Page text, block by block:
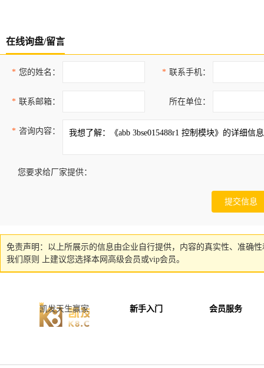
在线询盘/留言
* 您的姓名： * 联系手机：
* 联系邮箱： 所在单位：
* 咨询内容：
您要求给厂家提供：
免责声明：以上所展示的信息由企业自行提供，内容的真实性、准确
我们原则 上建议您选择本网高级会员或vip会员。
凯发天生赢家 新手入门 会员服务